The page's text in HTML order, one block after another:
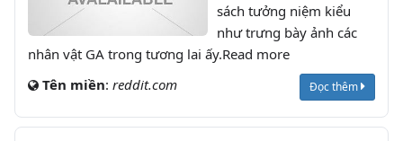
sách tưởng niệm kiểu
như trưng bày ảnh các
nhân vật GA trong tương lai ấy.Read more
Tên miền: reddit.com Đọc thêm